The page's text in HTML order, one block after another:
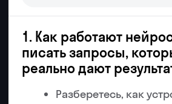
Даю согласие на обработку
Даю согласие на получениерекламных
Получить доступ